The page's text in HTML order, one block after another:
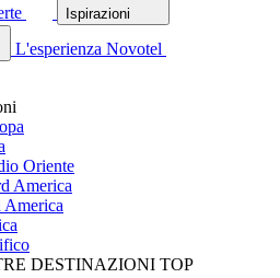
Ispirazioni
L'esperienza Novotel
Oriente
America
America
DESTINAZIONI TOP